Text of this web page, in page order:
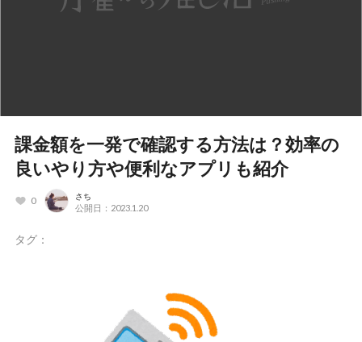
課金額を一発で確認する方法は？効率の
良いやり方や便利なアプリも紹介
0 さち
公開日：2023.1.20
タグ：